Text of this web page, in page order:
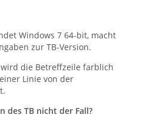
Windows 7 64-bit, macht
zur TB-Version.
die Betreffzeile farblich
Linie von der
des TB nicht der Fall?